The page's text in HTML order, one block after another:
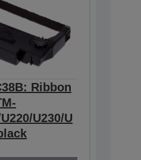
Ribbon
U230/U